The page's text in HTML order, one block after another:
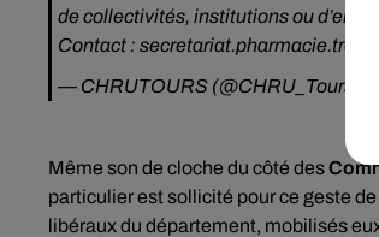
de collectivités, institutions ou
Contact :
— CHRUTOURS (@CHRU_Tours)
Même son de cloche du côté des
particulier est sollicité pour ce geste
libéraux du département, mobilisés